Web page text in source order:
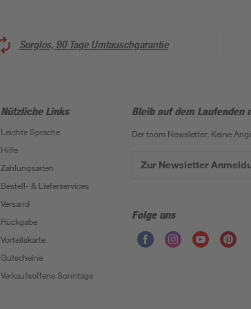
Sorglos, 90 Tage Umtauschgarantie
Nützliche Links
Leichte Sprache
Hilfe
Zahlungsarten
Bestell- & Lieferservices
Versand
Rückgabe
Vorteilskarte
Gutscheine
Verkaufsoffene Sonntage
Bleib auf dem
Der toom Newsletter: Keine
Zur Newsletter
Folge uns